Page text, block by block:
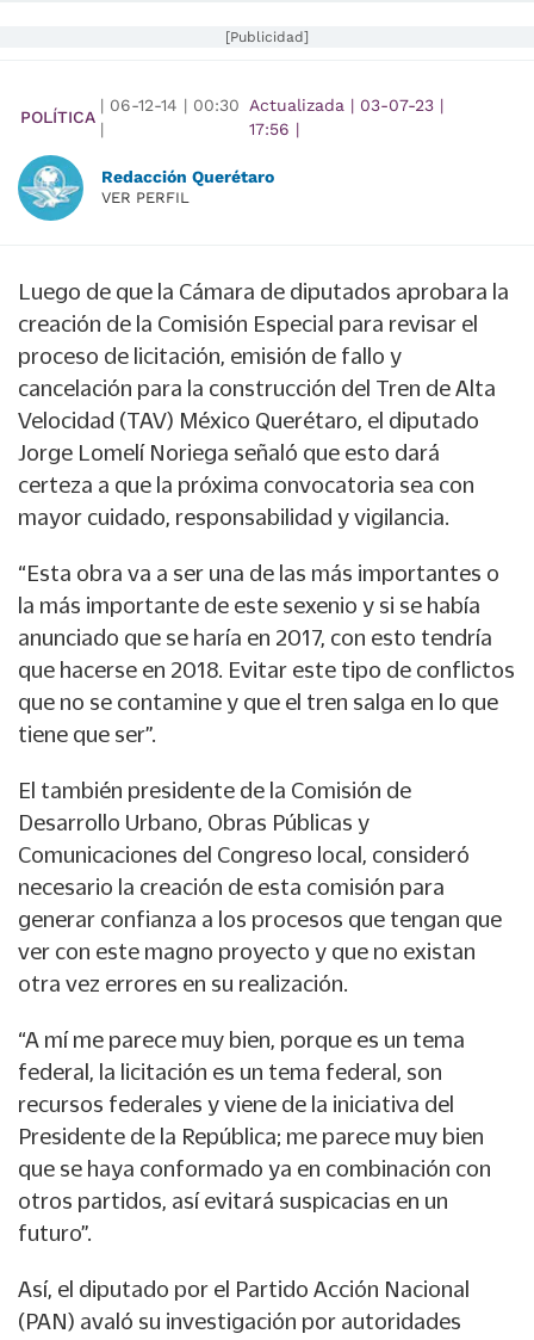
[Publicidad]
POLÍTICA
| 06-12-14 | 00:30
|
Actualizada | 03-07-23 |
17:56 |
Redacción Querétaro
VER PERFIL
Luego de que la Cámara de diputados aprobara la
creación de la Comisión Especial para revisar el
proceso de licitación, emisión de fallo y
cancelación para la construcción del Tren de Alta
Velocidad (TAV) México Querétaro, el diputado
Jorge Lomelí Noriega señaló que esto dará
certeza a que la próxima convocatoria sea con
mayor cuidado, responsabilidad y vigilancia.
“Esta obra va a ser una de las más importantes o
la más importante de este sexenio y si se había
anunciado que se haría en 2017, con esto tendría
que hacerse en 2018. Evitar este tipo de conflictos
que no se contamine y que el tren salga en lo que
tiene que ser”.
El también presidente de la Comisión de
Desarrollo Urbano, Obras Públicas y
Comunicaciones del Congreso local, consideró
necesario la creación de esta comisión para
generar confianza a los procesos que tengan que
ver con este magno proyecto y que no existan
otra vez errores en su realización.
“A mí me parece muy bien, porque es un tema
federal, la licitación es un tema federal, son
recursos federales y viene de la iniciativa del
Presidente de la República; me parece muy bien
que se haya conformado ya en combinación con
otros partidos, así evitará suspicacias en un
futuro”.
Así, el diputado por el Partido Acción Nacional
(PAN) avaló su investigación por autoridades